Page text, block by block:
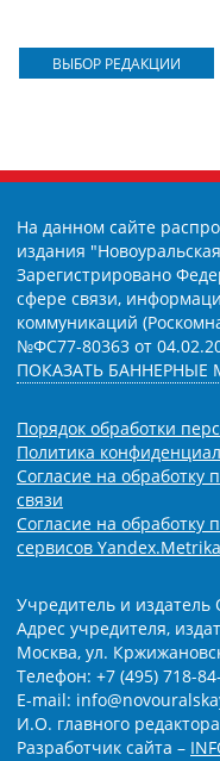
ВЫБОР РЕДАКЦИИ
На данном сайте
издания
Зарегистрировано
сфере связи,
коммуникаций
№ФС77-80363 от
ПОКАЗАТЬ БАННЕРНЫЕ
Порядок обработки
Политика
Согласие на обработку
связи
Согласие на
сервисов
Учредитель и
Адрес учредителя,
Москва, ул.
Телефон: +7 (495) 718-
E-mail:
И.О. главного
Разработчик сайта –